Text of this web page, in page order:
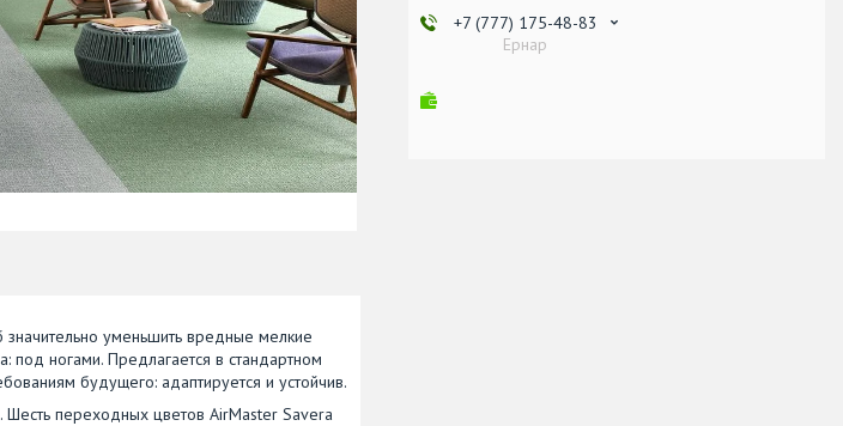
значительно уменьшить вредные мелкие
под ногами. Предлагается в стандартном
будущего: адаптируется и устойчив.
Шесть переходных цветов AirMaster Savera
+7 (777) 175-48-83
Ернар